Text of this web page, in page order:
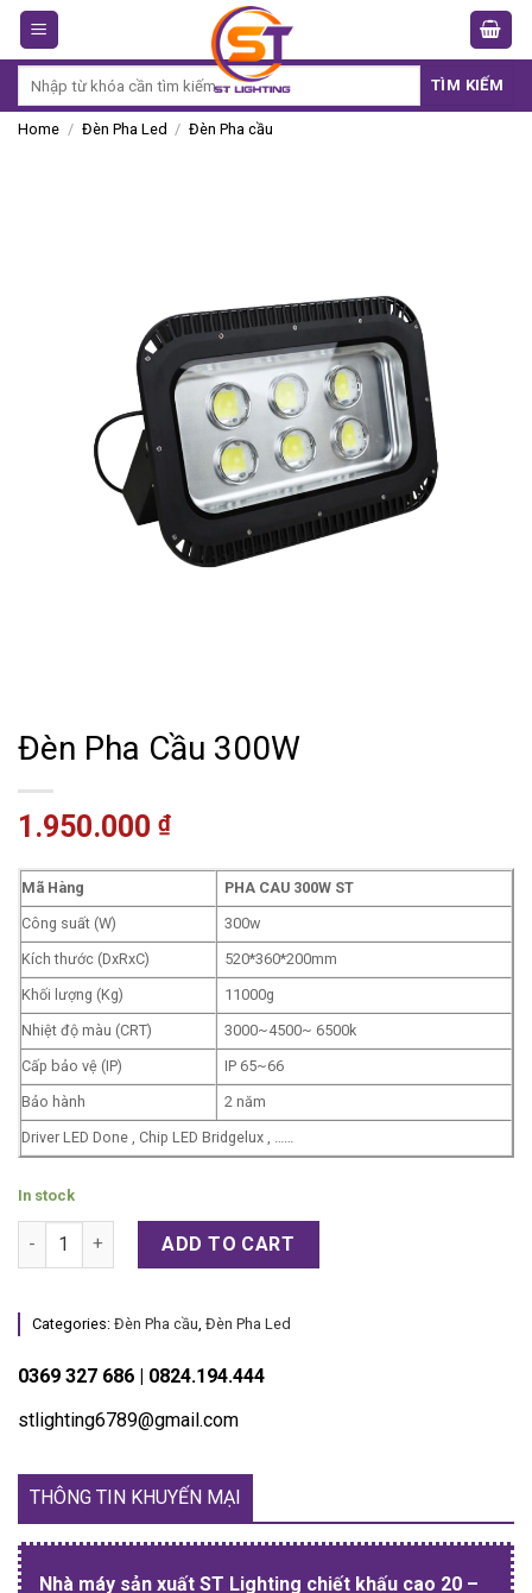
Skip
content
TÌM KIẾM
Home / Đèn Pha Led / Đèn Pha cầu
Đèn Pha Cầu 300W
1.950.000 ₫
Mã Hàng
PHA CAU 300W ST
Công suất (W)
300w
Kích thước (DxRxC)
520*360*200mm
Khối lượng (Kg)
11000g
Nhiệt độ màu (CRT)
3000~4500~ 6500k
Cấp bảo vệ (IP)
IP 65~66
Bảo hành
2 năm
Driver LED Done , Chip LED Bridgelux , ……
In stock
Đèn Pha Cầu 300W quantity
ADD TO CART
Categories: Đèn Pha cầu Đèn Pha Led
0369 327 686 | 0824.194.444
stlighting6789@gmail.com
THÔNG TIN KHUYẾN MẠI
Nhà máy sản xuất ST Lighting chiết khấu cao 20 –